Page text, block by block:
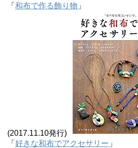
「 和布で作る飾り物 」
(2017.11.10発行)
「 好きな和布でアクセサリー 」